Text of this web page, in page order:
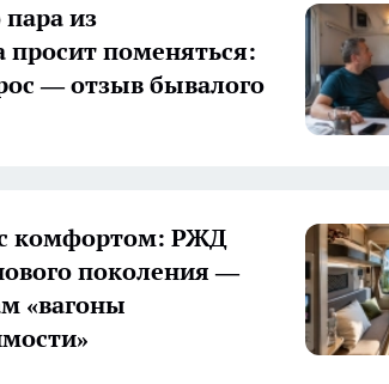
из
просит поменяться:
— отзыв бывалого
с комфортом: РЖД
поколения —
«вагоны